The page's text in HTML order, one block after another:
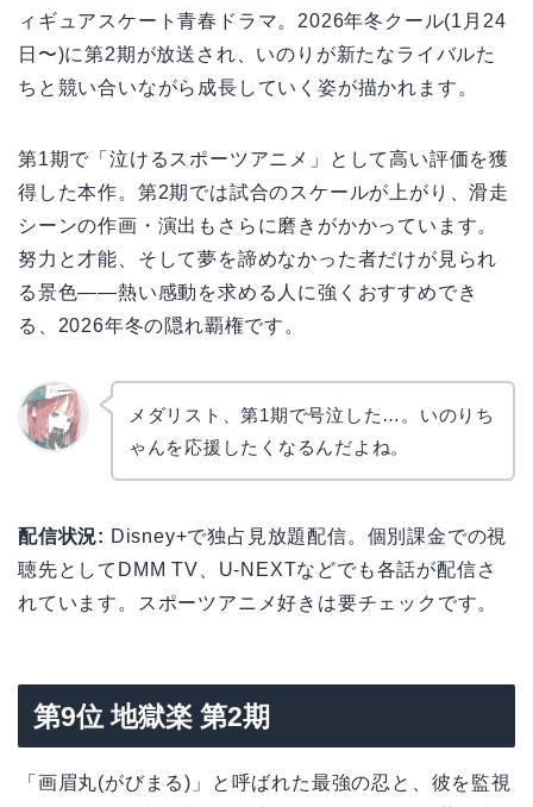
ィギュアスケート青春ドラマ。2026年冬クール(1月24
日〜)に第2期が放送され、いのりが新たなライバルた
ちと競い合いながら成長していく姿が描かれます。
第1期で「泣けるスポーツアニメ」として高い評価を獲
得した本作。第2期では試合のスケールが上がり、滑走
シーンの作画・演出もさらに磨きがかかっています。
努力と才能、そして夢を諦めなかった者だけが見られ
る景色——熱い感動を求める人に強くおすすめでき
る、2026年冬の隠れ覇権です。
メダリスト、第1期で号泣した…。いのりち
ゃんを応援したくなるんだよね。
配信状況: Disney+で独占見放題配信。個別課金での視
聴先としてDMM TV、U-NEXTなどでも各話が配信さ
れています。スポーツアニメ好きは要チェックです。
第9位 地獄楽 第2期
「画眉丸(がびまる)」と呼ばれた最強の忍と、彼を監視